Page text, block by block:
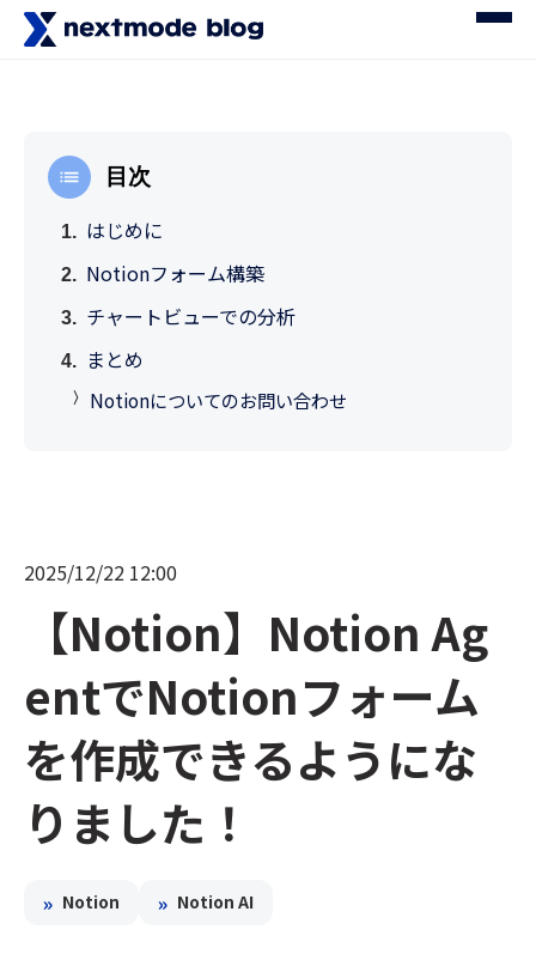
目次
はじめに
Notionフォーム構築
チャートビューでの分析
まとめ
Notionについてのお問い合わせ
2025/12/22 12:00
【Notion】Notion Ag
entでNotionフォーム
を作成できるようにな
りました！
» Notion » Notion AI